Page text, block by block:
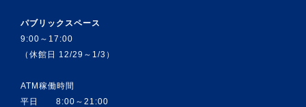
パブリックスペース
9:00～17:00
（休館日 12/29～1/3）
ATM稼働時間
平日 8:00～21:00